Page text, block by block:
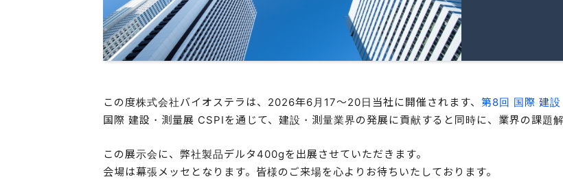
この度株式会社バイオステラは、2026年6月17～20日当社に開催されます、 第8回 国際 建
国際 建設・測量展 CSPIを通じて、建設・測量業界の発展に貢献すると同時に、業界の課題
この展示会に、弊社製品デルタ400gを出展させていただきます。
会場は幕張メッセとなります。皆様のご来場を心よりお待ちいたしております。